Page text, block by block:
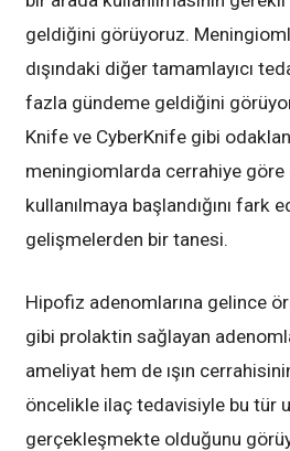
geldiğini görüyoruz.
dışındaki diğer tamamlayıcı
fazla gündeme geldiğini
Knife ve CyberKnife gibi
meningiomlarda cerrahiye
kullanılmaya başlandığını fark
gelişmelerden bir tanesi.
Hipofiz adenomlarına gelince
gibi prolaktin sağlayan
ameliyat hem de ışın
öncelikle ilaç tedavisiyle bu tür
gerçekleşmekte olduğunu